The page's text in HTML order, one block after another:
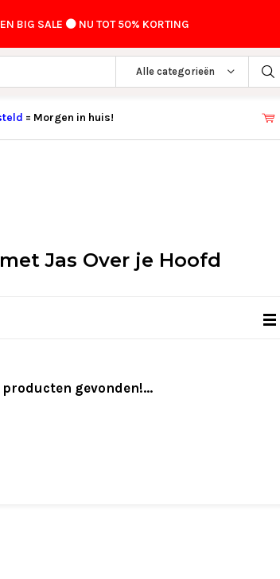
Alle categorieën
BIG SALE ⚫️ NU TOT 50% KORTING
= Morgen in huis!
Jas Over je Hoofd
producten gevonden!...